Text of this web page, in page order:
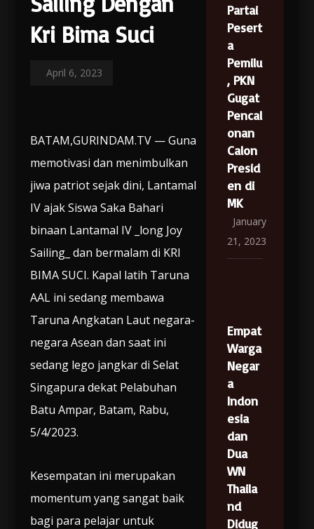
Kri Bima Suci
April 6, 2023
BATAM,GURINDAM.TV — Guna
memotivasi dan menimbulkan
jiwa patriot sejak dini, Lantamal
IV ajak Siswa Saka Bahari
binaan Lantamal IV _long Joy
Sailing_ dan bermalam di KRI
BIMA SUCI. Kapal latih Taruna
AAL ini sedang membawa
Taruna Angkatan Laut negara-
negara Asean dan saat ini
sedang lego jangkar di Selat
Singapura dekat Pelabuhan
Batu Ampar, Batam, Rabu,
5/4/2023.
Kesempatan ini merupakan
momentum yang sangat baik
bagi para pelajar untuk
Partai
Pesert
a
Pemilu
, PKN
Gugat
Pencal
onan
Calon
Presid
en di
MK
January
21, 2023
Empat
Warga
Negar
a
Indon
esia
dan
Dua
WN
Thaila
nd
Didug